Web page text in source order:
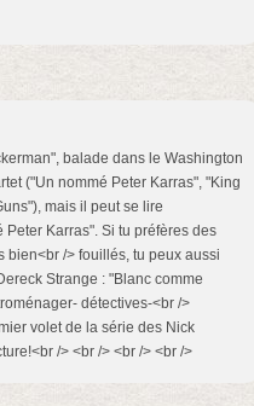
balade dans le Washington
("Un nommé Peter Karras", "King
mais il peut se lire
Karras". Si tu préfères des
/> fouillés, tu peux aussi
Strange : "Blanc comme
détectives-<br />
volet de la série des Nick
/> <br /> <br /> <br />